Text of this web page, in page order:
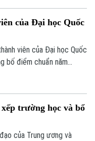
cao chất lượng dạy và
dục Thủ đô cùng chính
đã đồng bộ triển
căn cơ, chuẩn bị chu
của Đại học Quốc
viên của Đại học Quốc
bố điểm chuẩn năm
trường học và bổ
của Trung ương và